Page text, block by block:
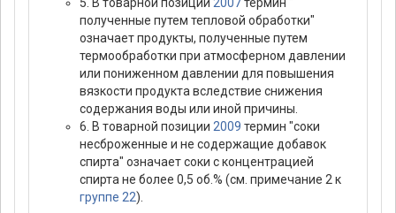
полученные путем тепловой обработки"
означает продукты, полученные путем
термообработки при атмосферном давлении
или пониженном давлении для повышения
вязкости продукта вследствие снижения
содержания воды или иной причины.
6. В товарной позиции 2009 термин "соки
несброженные и не содержащие добавок
спирта" означает соки с концентрацией
спирта не более 0,5 об.% (см. примечание 2 к
группе 22).